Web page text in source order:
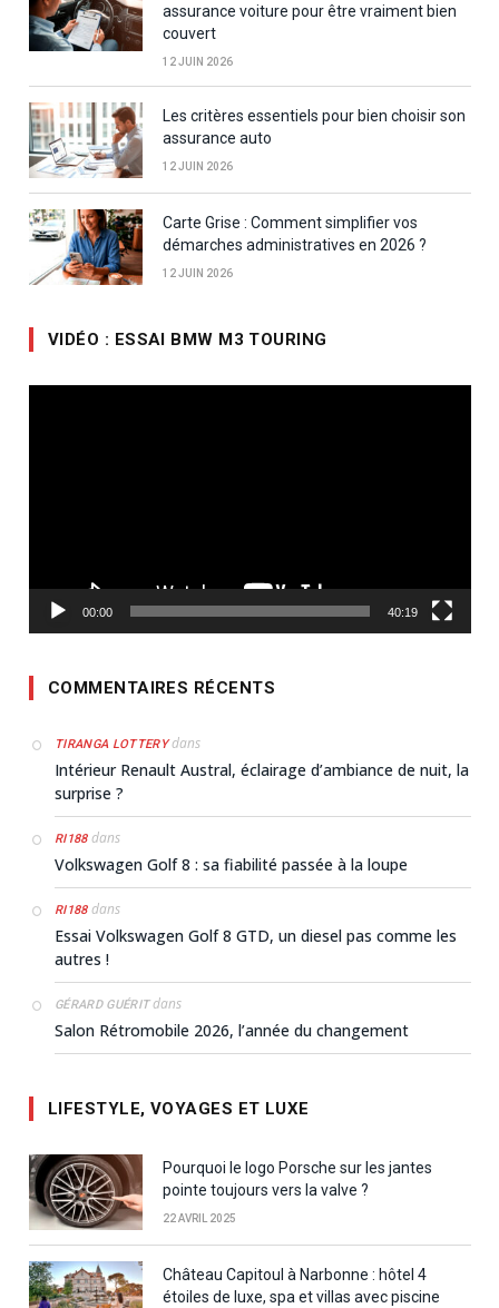
assurance voiture pour être vraiment bien
couvert
12 JUIN 2026
Les critères essentiels pour bien choisir son
assurance auto
12 JUIN 2026
Carte Grise : Comment simplifier vos
démarches administratives en 2026 ?
12 JUIN 2026
VIDÉO : ESSAI BMW M3 TOURING
00:00 40:19
COMMENTAIRES RÉCENTS
TIRANGA LOTTERYdans
Intérieur Renault Austral, éclairage d’ambiance de nuit, la
surprise ?
RI188dans
Volkswagen Golf 8 : sa fiabilité passée à la loupe
RI188dans
Essai Volkswagen Golf 8 GTD, un diesel pas comme les
autres !
GÉRARD GUÉRITdans
Salon Rétromobile 2026, l’année du changement
LIFESTYLE, VOYAGES ET LUXE
Pourquoi le logo Porsche sur les jantes
pointe toujours vers la valve ?
22 AVRIL 2025
Château Capitoul à Narbonne : hôtel 4
étoiles de luxe, spa et villas avec piscine